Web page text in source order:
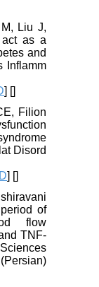
M, Liu J,
act as a
and
Inflamm
] [
Filion
Disord
] [
period of
flow
and TNF-